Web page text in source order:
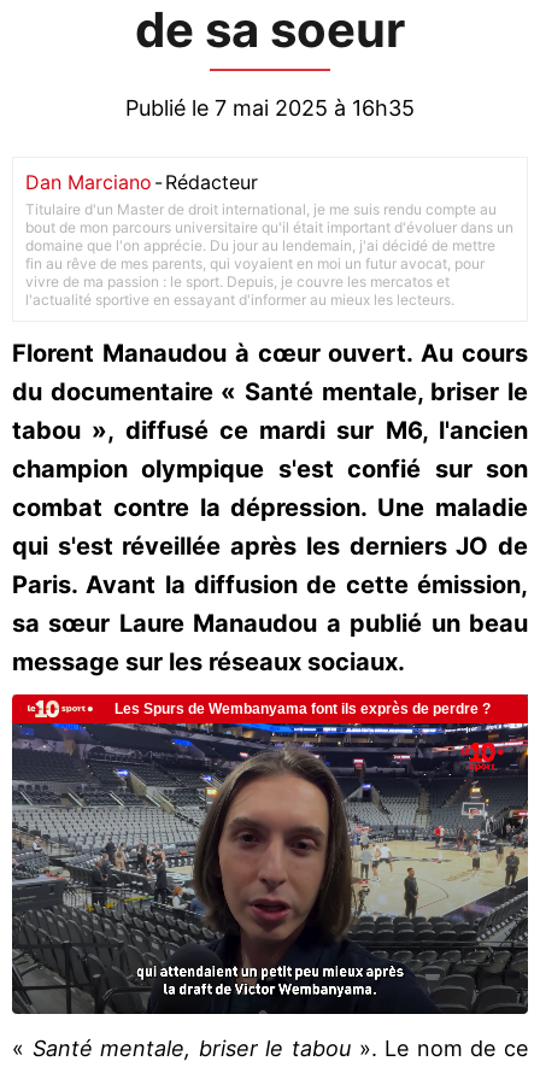
de sa soeur
Publié le 7 mai 2025 à 16h35
Dan Marciano -Rédacteur
Titulaire d'un Master de droit international, je me suis rendu compte au
bout de mon parcours universitaire qu'il était important d'évoluer dans un
domaine que l'on apprécie. Du jour au lendemain, j'ai décidé de mettre
fin au rêve de mes parents, qui voyaient en moi un futur avocat, pour
vivre de ma passion : le sport. Depuis, je couvre les mercatos et
l'actualité sportive en essayant d'informer au mieux les lecteurs.
Florent Manaudou à cœur ouvert. Au cours
du documentaire « Santé mentale, briser le
tabou », diffusé ce mardi sur M6, l'ancien
champion olympique s'est confié sur son
combat contre la dépression. Une maladie
qui s'est réveillée après les derniers JO de
Paris. Avant la diffusion de cette émission,
sa sœur Laure Manaudou a publié un beau
message sur les réseaux sociaux.
« Santé mentale, briser le tabou ». Le nom de ce